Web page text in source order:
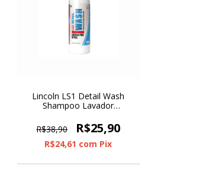
Lincoln LS1 Detail Wash
Shampoo Lavador
R$38,90
R$25,90
R$24,61 com Pix